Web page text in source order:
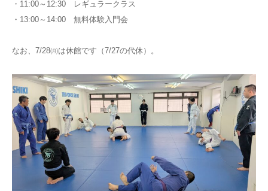
・11:00～12:30 レギュラークラス
・13:00～14:00 無料体験入門会
なお、7/28㈪は休館です（7/27の代休）。